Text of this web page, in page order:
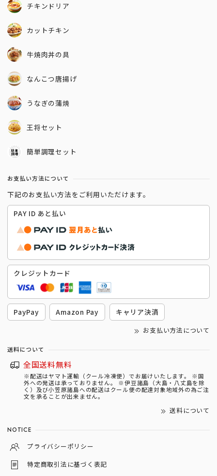
チキンドリア
カットチキン
牛焼肉丼の具
なんこつ唐揚げ
うなぎの蒲焼
王将セット
簡単調理セット
お支払い方法について
下記のお支払い方法をご利用いただけます。
PAY ID あと払い
クレジットカード
PayPay Amazon Pay キャリア決済
お支払い方法について
送料について
全国送料無料
※配送はヤマト運輸（クール冷凍便）でお届けいたします。 ※国
外への発送は承っておりません。 ※伊豆諸島（大島・八丈島を除
く）及び小笠原諸島への配送はクール便の配達対象地域外の為ご注
文を承ることが出来ません。
送料について
NOTICE
プライバシーポリシー
特定商取引法に基づく表記